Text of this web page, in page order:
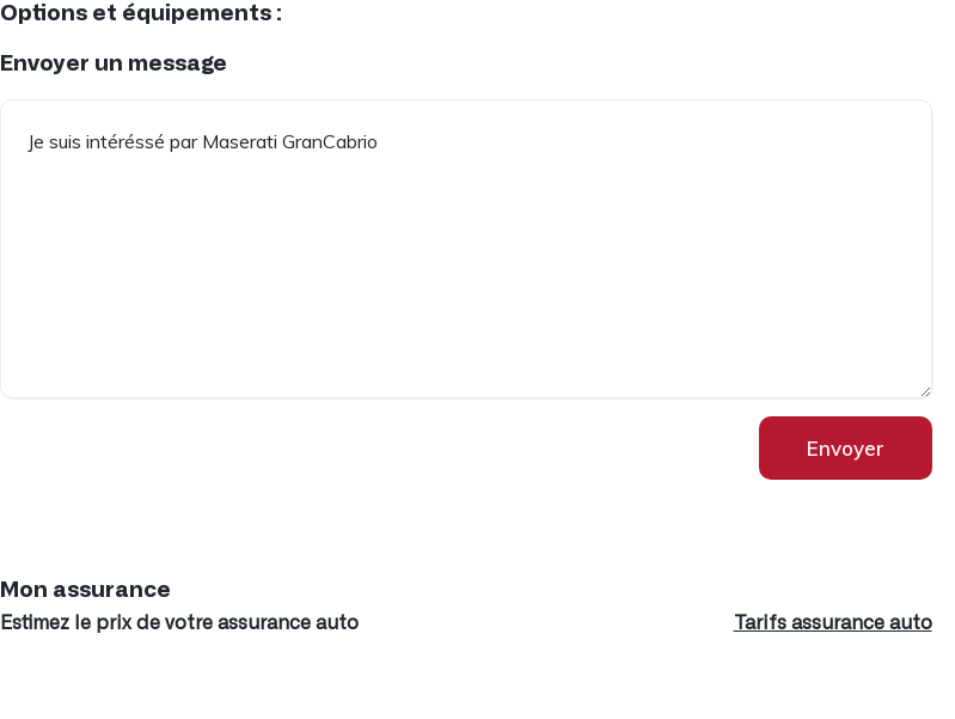
Options et équipements :
Envoyer un message
Envoyer
Mon assurance
Estimez le prix de votre assurance auto Tarifs assurance auto